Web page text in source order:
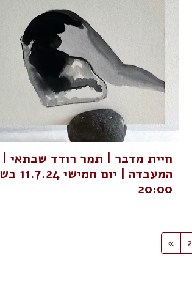
חיית מדבר | תמר רודד שבתאי |
המעבדה | יום
20:00
2
»